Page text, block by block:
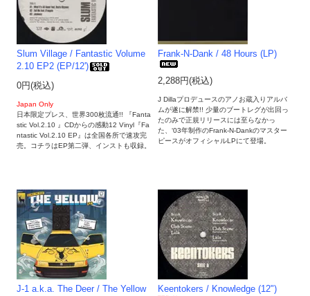
Slum Village / Fantastic Volume
2.10 EP2 (EP/12')
0円(税込)
Japan Only
日本限定プレス、世界300枚流通!! 『Fanta
stic Vol.2.10 』CDからの感動12 Vinyl『Fa
ntastic Vol.2.10 EP』は全国各所で速攻完
売。コチラはEP第二弾、インストも収録。
Frank-N-Dank / 48 Hours (LP)
2,288円(税込)
J Dillaプロデュースのアノお蔵入りアルバ
ムが遂に解禁!! 少量のブートレグが出回っ
たのみで正規リリースには至らなかっ
た、‘03年制作のFrank-N-Dankのマスター
ピースがオフィシャルLPにて登場。
J-1 a.k.a. The Deer / The Yellow
Keentokers / Knowledge (12")